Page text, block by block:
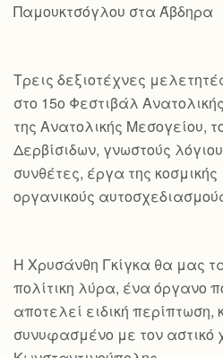
Παμουκτσόγλου στα Άβδηρα
Τρεις δεξιοτέχνες
στο 15ο Φεστιβάλ
της Ανατολικής Μεσογείου,
Δερβίσιδων, γνωστούς
συνθέτες, έργα της κοσμικής
οργανικούς
Η Χρυσάνθη Γκίγκα θα μας
πολίτικη λύρα, ένα όργανο
αποτελεί ειδική περίπτωση,
συνυφασμένο με τον αστικό